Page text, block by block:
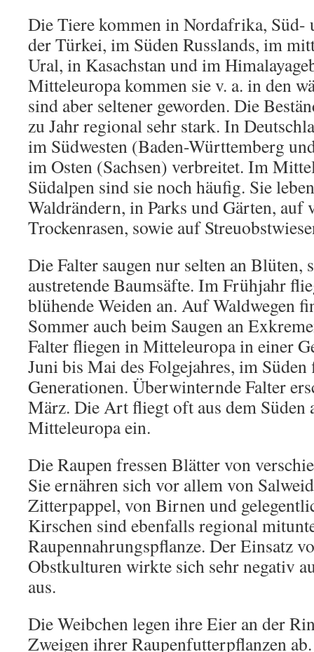
Die Tiere kommen in Nordafrika, Süd-
der Türkei, im Süden Russlands, im
Ural, in Kasachstan und im
Mitteleuropa kommen sie v. a. in den
sind aber seltener geworden. Die
zu Jahr regional sehr stark. In
im Südwesten (Baden-Württemberg
im Osten (Sachsen) verbreitet. Im
Südalpen sind sie noch häufig. Sie
Waldrändern, in Parks und Gärten, auf
Trockenrasen, sowie auf
Die Falter saugen nur selten an Blüten,
austretende Baumsäfte. Im Frühjahr
blühende Weiden an. Auf Waldwegen
Sommer auch beim Saugen an
Falter fliegen in Mitteleuropa in einer
Juni bis Mai des Folgejahres, im
Generationen. Überwinternde Falter
März. Die Art fliegt oft aus dem Süden
Mitteleuropa ein.
Die Raupen fressen Blätter von
Sie ernähren sich vor allem von
Zitterpappel, von Birnen und
Kirschen sind ebenfalls regional
Raupennahrungspflanze. Der Einsatz
Obstkulturen wirkte sich sehr negativ
aus.
Die Weibchen legen ihre Eier an der
Zweigen ihrer Raupenfutterpflanzen